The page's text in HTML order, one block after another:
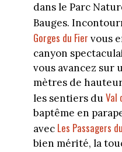
dans le Parc
Bauges.
Gorges du Fier vous
canyon
vous avancez sur
mètres de
les sentiers duVal
baptême en
avec Les Passagers
bien mérité, la